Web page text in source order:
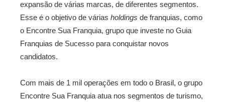
expansão de várias marcas, de diferentes segmentos.
Esse é o objetivo de várias holdings de franquias, como
o Encontre Sua Franquia, grupo que investe no Guia
Franquias de Sucesso para conquistar novos
candidatos.
Com mais de 1 mil operações em todo o Brasil, o grupo
Encontre Sua Franquia atua nos segmentos de turismo,